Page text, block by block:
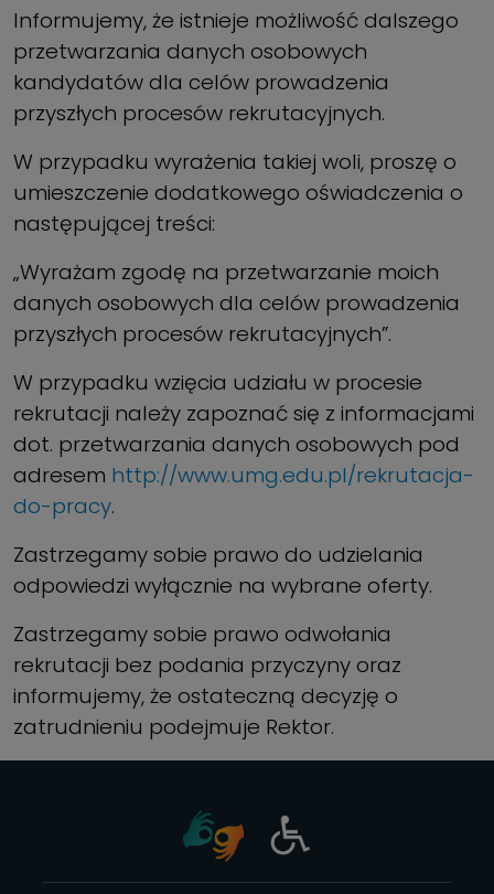
Informujemy, że istnieje możliwość dalszego
przetwarzania danych osobowych
kandydatów dla celów prowadzenia
przyszłych procesów rekrutacyjnych.
W przypadku wyrażenia takiej woli, proszę o
umieszczenie dodatkowego oświadczenia o
następującej treści:
„Wyrażam zgodę na przetwarzanie moich
danych osobowych dla celów prowadzenia
przyszłych procesów rekrutacyjnych”.
W przypadku wzięcia udziału w procesie
rekrutacji należy zapoznać się z informacjami
dot. przetwarzania danych osobowych pod
adresem http://www.umg.edu.pl/rekrutacja-
do-pracy.
Zastrzegamy sobie prawo do udzielania
odpowiedzi wyłącznie na wybrane oferty.
Zastrzegamy sobie prawo odwołania
rekrutacji bez podania przyczyny oraz
informujemy, że ostateczną decyzję o
zatrudnieniu podejmuje Rektor.